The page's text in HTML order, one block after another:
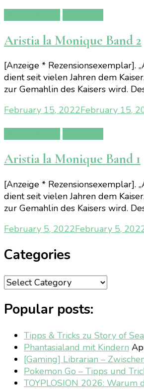
Aristia la Monique Band 2
[Anzeige * Rezensionsexemplar].
dient seit vielen Jahren dem
zur Gemahlin des Kaisers wird.
February 15, 2022February 15,
Aristia la Monique Band 1
[Anzeige * Rezensionsexemplar].
dient seit vielen Jahren dem
zur Gemahlin des Kaisers wird.
February 5, 2022February 5,
Categories
Categories
Popular posts:
Tipps & Tricks zu Story of
Phantasialand mit Kindern
[Gaming] Librarian –
Pokemon Go – Tipps und
TOYPLOSION 2026: